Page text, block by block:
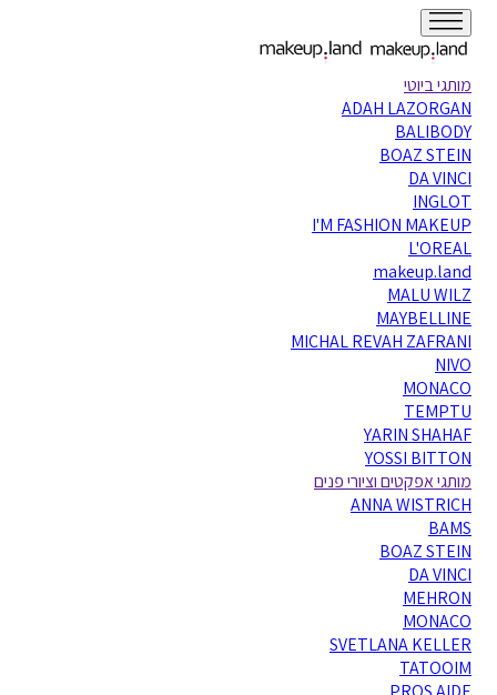
מותגי ביוטי
ADAH LAZORGAN
BALIBODY
BOAZ STEIN
DA VINCI
INGLOT
I'M FASHION MAKEUP
L'OREAL
makeup.land
MALU WILZ
MAYBELLINE
MICHAL REVAH ZAFRANI
NIVO
MONACO
TEMPTU
YARIN SHAHAF
YOSSI BITTON
מותגי אפקטים וציורי פנים
ANNA WISTRICH
BAMS
BOAZ STEIN
DA VINCI
MEHRON
MONACO
SVETLANA KELLER
TATOOIM